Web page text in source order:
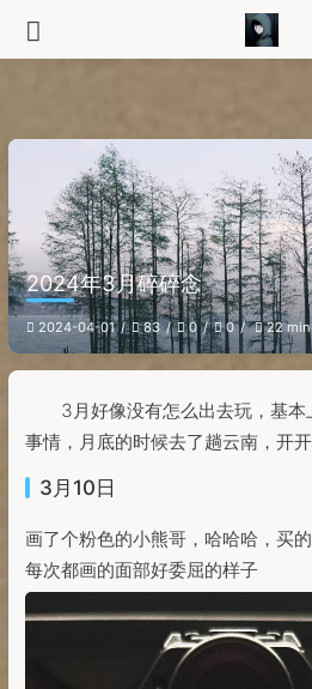
2024年3月碎碎念
2024-04-01 83 0 0 22
3月好像没有怎么出去玩，基本
事情，月底的时候去了趟云南，开开
3月10日
画了个粉色的小熊哥，哈哈哈，买
每次都画的面部好委屈的样子